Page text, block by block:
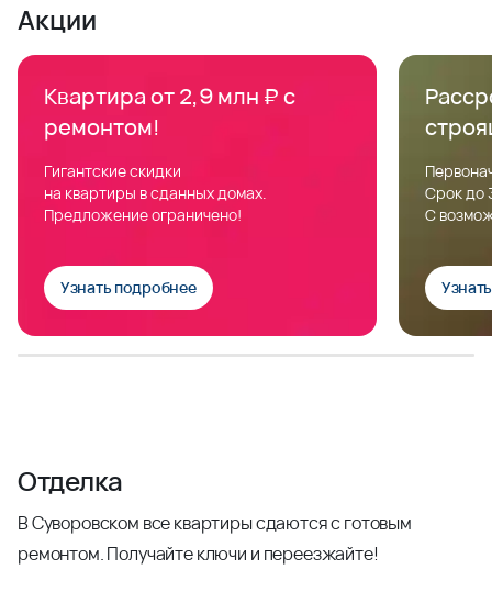
Акции
Квартира от 2,9 млн ₽ с
ремонтом!
Гигантские скидки
на квартиры в сданных домах.
Предложение ограничено!
Узнать подробнее
Срок до
С
Отделка
В Суворовском все квартиры сдаются с готовым
ремонтом. Получайте ключи и переезжайте!